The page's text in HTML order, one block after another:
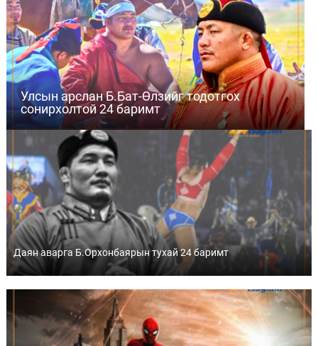
Улсын арслан Б.Бат-Өлзийг тодотгох
сонирхолтой 24 баримт
Даян аварга Б.Орхонбаярын тухай 24 баримт